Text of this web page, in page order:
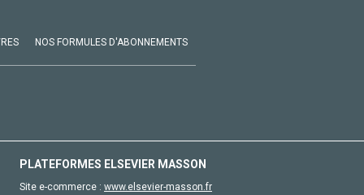
NOS FORMULES D'ABONNEMENTS
PLATEFORMES ELSEVIER MASSON
Site e-commerce : www.elsevier-masson.fr